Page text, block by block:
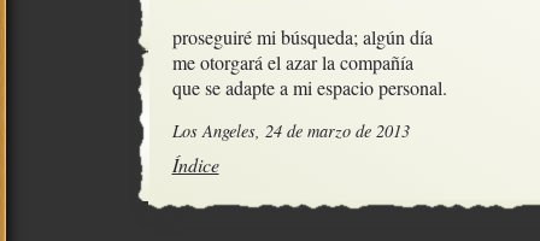
proseguiré mi búsqueda; algún día
me otorgará el azar la compañía
que se adapte a mi espacio personal.
Los Angeles, 24 de marzo de 2013
Índice